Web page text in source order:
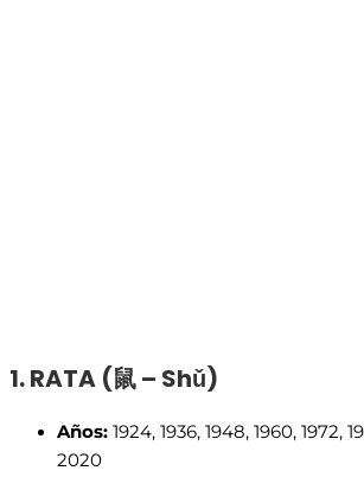
1. RATA (鼠 – Shǔ)
Años: 1924, 1936, 1948, 1960, 1972,
2020